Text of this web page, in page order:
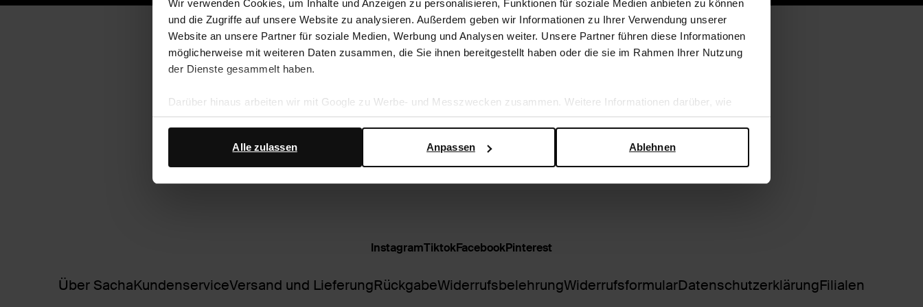
Wir verwenden Cookies, um Inhalte und Anzeigen zu personalisieren, Funktionen für soziale Medien anbieten zu können
und die Zugriffe auf unsere Website zu analysieren. Außerdem geben wir Informationen zu Ihrer Verwendung unserer
Website an unsere Partner für soziale Medien, Werbung und Analysen weiter. Unsere Partner führen diese Informationen
möglicherweise mit weiteren Daten zusammen, die Sie ihnen bereitgestellt haben oder die sie im Rahmen Ihrer Nutzung
der Dienste gesammelt haben.
Darüber hinaus arbeiten wir mit Google zu Werbe- und Messzwecken zusammen. Weitere Informationen darüber, wie
Google Ihre personenbezogenen Daten verwendet, finden Sie auf derSeite zur geschäftlichen Sicherheit und zum
Ablehnen
Anpassen
Alle zulassen
Über SachaKundenserviceVersand und LieferungRückgabeWiderrufsbelehrungWiderrufsformularDatenschutzerklärungFilialen
InstagramTiktokFacebookPinterest